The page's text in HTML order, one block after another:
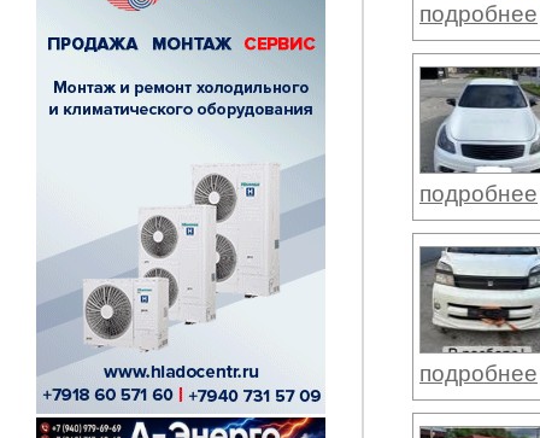
подробнее
подробнее
подробнее